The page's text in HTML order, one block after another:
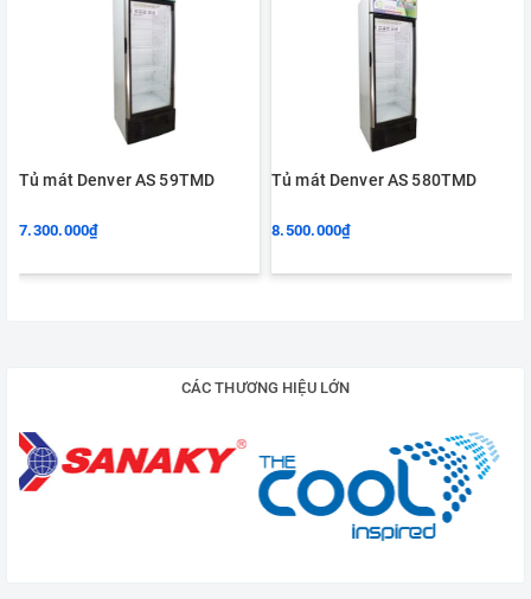
Tủ mát Denver AS 59TMD
7.300.000₫
Tủ mát Denver AS 580TMD
8.500.000₫
CÁC THƯƠNG HIỆU LỚN